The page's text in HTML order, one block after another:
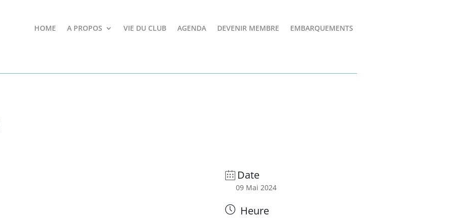
HOME A PROPOS VIE DU CLUB AGENDA DEVENIR MEMBRE EMBARQUEMENTS
Date
09 Mai 2024
Heure